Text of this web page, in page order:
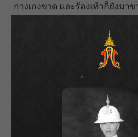
กางเกงขาด และร้องเท้าก็ยังมา
ต้องพักกองเพื่อมาซ่อมกางเกง กั
จะถ่ายทำ MV ให้เสร็จ ให้แฟนๆ
และในช่วงฤดูหนาวนี้พวกเราก็
มานอนดูดาว ฟังเพลงและชม
ชัด (ผู้บ่าวเวอร์ชั่น)”
วันที่ 14 ธ.ค. 64 เวลา 12.00 น.ทาง
ไทดอลมิวสิค ด้วยครับ” ไปพรัอม
https://youtu.be/FSg7Clhn48I